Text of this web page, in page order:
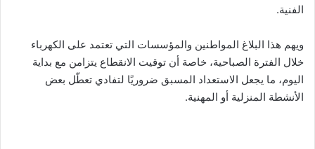
الفنية.
ويهم هذا البلاغ المواطنين والمؤسسات التي تعتمد على الكهرباء
خلال الفترة الصباحية، خاصة أن توقيت الانقطاع يتزامن مع بداية
اليوم، ما يجعل الاستعداد المسبق ضروريًا لتفادي تعطّل بعض
الأنشطة المنزلية أو المهنية.